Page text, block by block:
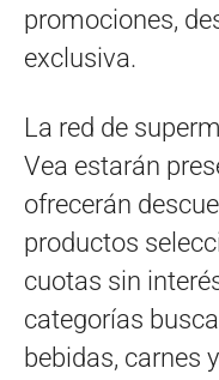
promociones,
exclusiva.
La red de
Vea estarán
ofrecerán
productos
cuotas sin
categorías
bebidas, carnes